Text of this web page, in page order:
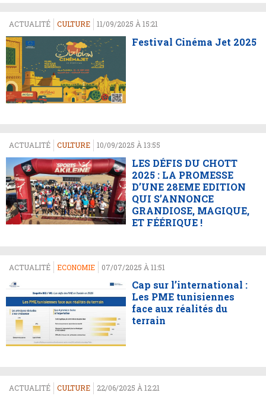
ACTUALITÉ CULTURE 11/09/2025 À 15:21
Festival Cinéma Jet 2025
ACTUALITÉ CULTURE 10/09/2025 À 13:55
LES DÉFIS DU CHOTT
2025 : LA PROMESSE
D’UNE 28EME EDITION
QUI S’ANNONCE
GRANDIOSE, MAGIQUE,
ET FÉÉRIQUE !
ACTUALITÉ ECONOMIE 07/07/2025 À 11:51
Cap sur l’international :
Les PME tunisiennes
face aux réalités du
terrain
ACTUALITÉ CULTURE 22/06/2025 À 12:21